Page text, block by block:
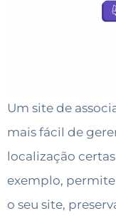
Um site de
mais fácil de
localização
exemplo,
o seu site,